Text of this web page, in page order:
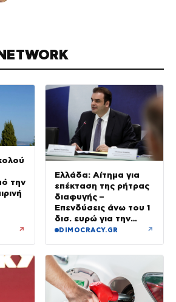
την
↗
Ελλάδα: Αίτημα για
επέκταση της ρήτρας
διαφυγής –
Επενδύσεις άνω του 1
δισ. ευρώ για την
Ενέργεια έως το 2028
DIMOCRACY.GR ↗